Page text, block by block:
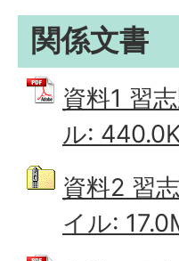
関係文書
資料1 習
ル:
資料2 習
イル: